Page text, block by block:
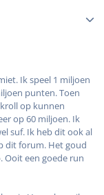
Ik speel 1 miljoen
punten. Toen
op kunnen
op 60 miljoen. Ik
suf. Ik heb dit ook al
dit forum. Het goud
Ooit een goede run